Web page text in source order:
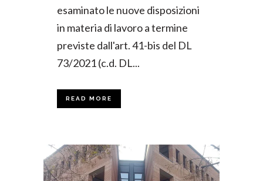
esaminato le nuove disposizioni
in materia di lavoro a termine
previste dall'art. 41-bis del DL
73/2021 (c.d. DL...
READ MORE